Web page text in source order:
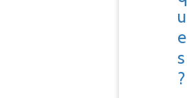
u
e
s
?